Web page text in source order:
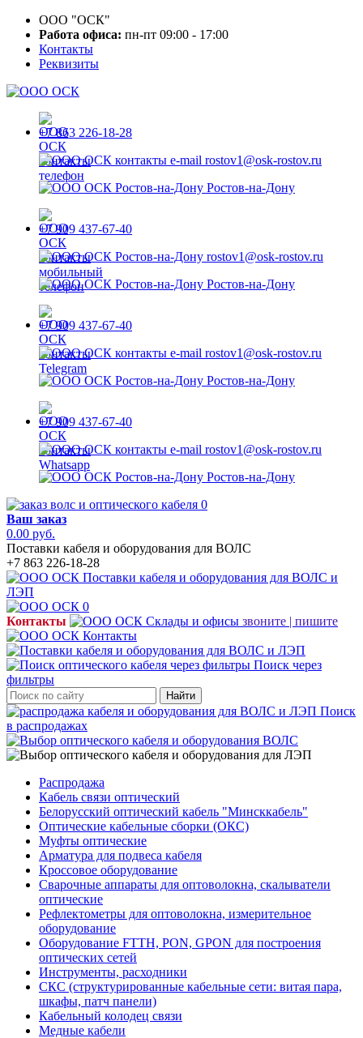
ООО "ОСК"
Работа офиса: пн-пт 09:00 - 17:00
Контакты
Реквизиты
+7 863 226-18-28
rostov1@osk-rostov.ru
Ростов-на-Дону
+7 909 437-67-40
rostov1@osk-rostov.ru
Ростов-на-Дону
+7 909 437-67-40
rostov1@osk-rostov.ru
Ростов-на-Дону
+7 909 437-67-40
rostov1@osk-rostov.ru
Ростов-на-Дону
0
Ваш заказ
0.00 руб.
Поставки кабеля и оборудования для ВОЛС
+7 863 226-18-28
0
Контакты
звоните | пишите
Поиск через
фильтры
Найти
Поиск
в распродажах
Распродажа
Кабель связи оптический
Белорусский оптический кабель "Минсккабель"
Оптические кабельные сборки (ОКС)
Муфты оптические
Арматура для подвеса кабеля
Кроссовое оборудование
Сварочные аппараты для оптоволокна, скалыватели
оптические
Рефлектометры для оптоволокна, измерительное
оборудование
Оборудование FTTH, PON, GPON для построения
оптических сетей
Инструменты, расходники
СКС (структурированные кабельные сети: ​витая пара,
шкафы, патч панели)
Кабельный колодец связи
Медные кабели